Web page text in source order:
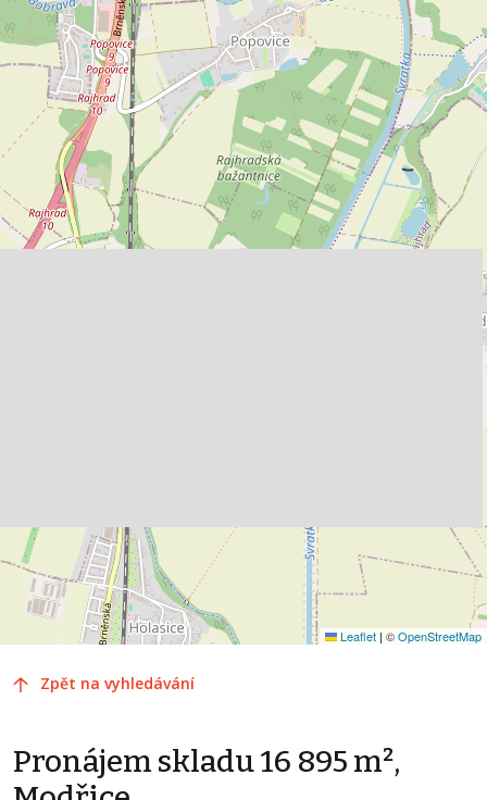
Leaflet | ©OpenStreetMap
Zpět na vyhledávání
Pronájem skladu 16 895 m²,